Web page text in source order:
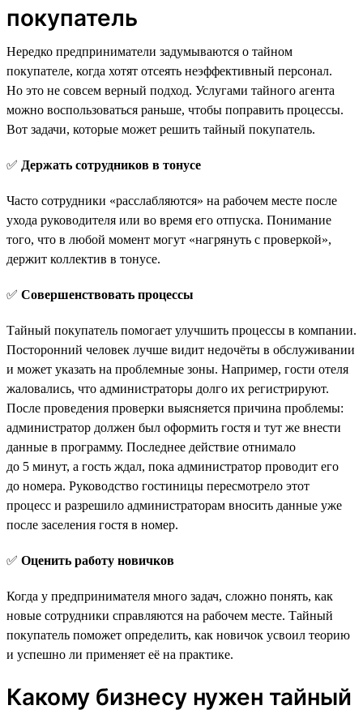
покупатель
Нередко предприниматели задумываются о тайном
покупателе, когда хотят отсеять неэффективный персонал.
Но это не совсем верный подход. Услугами тайного агента
можно воспользоваться раньше, чтобы поправить процессы.
Вот задачи, которые может решить тайный покупатель.
✅ Держать сотрудников в тонусе
Часто сотрудники «расслабляются» на рабочем месте после
ухода руководителя или во время его отпуска. Понимание
того, что в любой момент могут «нагрянуть с проверкой»,
держит коллектив в тонусе.
✅ Совершенствовать процессы
Тайный покупатель помогает улучшить процессы в компании.
Посторонний человек лучше видит недочёты в обслуживании
и может указать на проблемные зоны. Например, гости отеля
жаловались, что администраторы долго их регистрируют.
После проведения проверки выясняется причина проблемы:
администратор должен был оформить гостя и тут же внести
данные в программу. Последнее действие отнимало
до 5 минут, а гость ждал, пока администратор проводит его
до номера. Руководство гостиницы пересмотрело этот
процесс и разрешило администраторам вносить данные уже
после заселения гостя в номер.
✅ Оценить работу новичков
Когда у предпринимателя много задач, сложно понять, как
новые сотрудники справляются на рабочем месте. Тайный
покупатель поможет определить, как новичок усвоил теорию
и успешно ли применяет её на практике.
Какому бизнесу нужен тайный